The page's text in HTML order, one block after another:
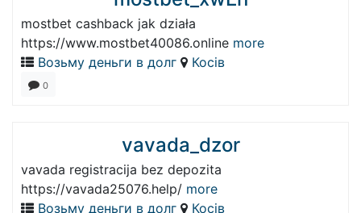
mostbet cashback jak działa
https://www.mostbet40086.online more
Возьму деньги в долг
Косів
0
vavada_dzor
vavada registracija bez depozita
https://vavada25076.help/ more
Возьму деньги в долг
Косів